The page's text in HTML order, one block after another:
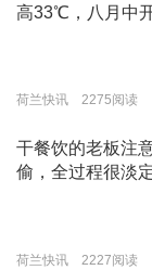
高33℃，八月中
荷兰快讯 2275阅读
干餐饮的老板注
偷，全过程很淡
荷兰快讯 2227阅读